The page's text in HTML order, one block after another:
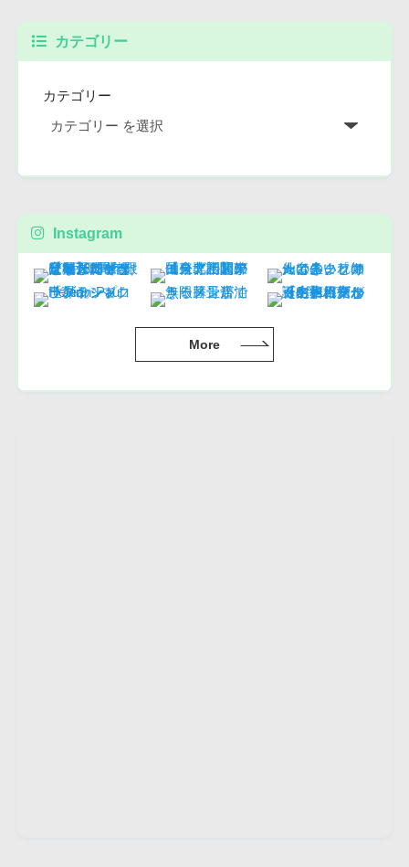
カテゴリー
カテゴリー
Instagram
More